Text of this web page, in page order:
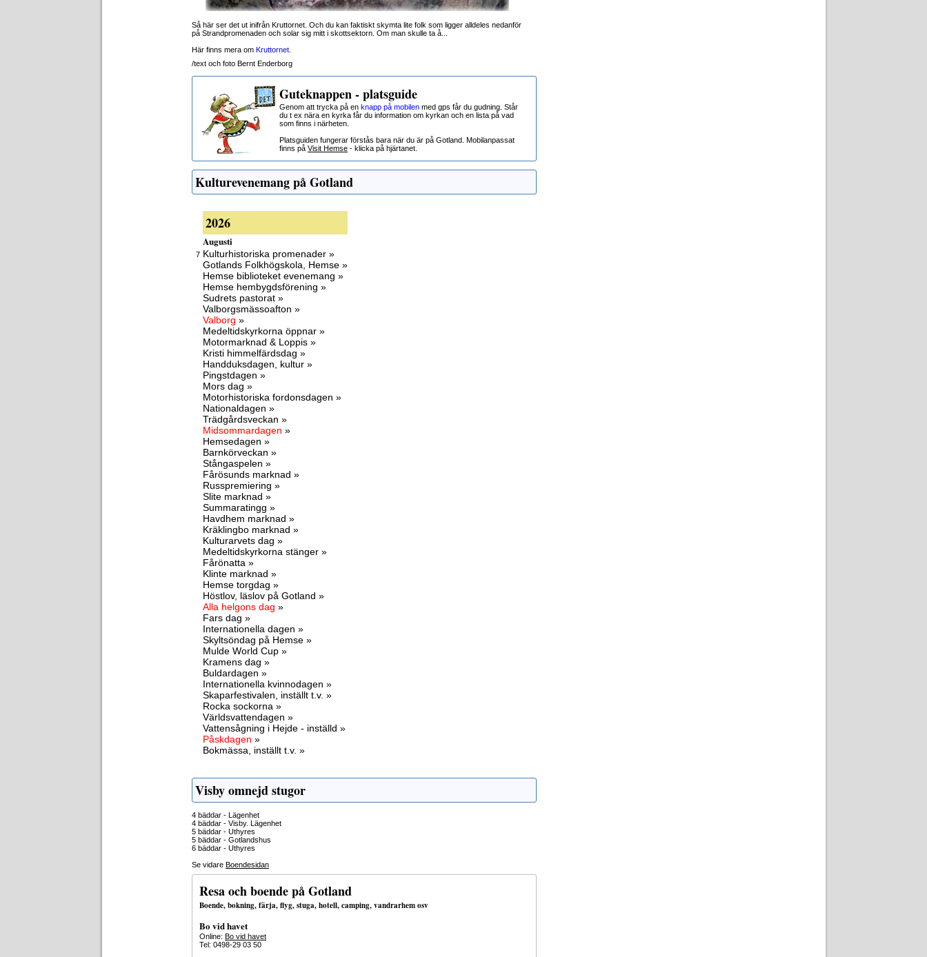
Så här ser det ut inifrån Kruttornet. Och du kan faktiskt skymta lite folk som ligger alldeles nedanför
på Strandpromenaden och solar sig mitt i skottsektorn. Om man skulle ta å...
Här finns mera om Kruttornet
/text och foto Bernt Enderborg
Guteknappen - platsguide
Genom att trycka på en knapp på mobilen med gps får du gudning. Står
du t ex nära en kyrka får du information om kyrkan och en lista på vad
som finns i närheten.
Platsguiden fungerar förstås bara när du är på Gotland. Mobilanpassat
finns på Visit Hemse - klicka på hjärtanet.
Kulturevenemang på Gotland
2026
Augusti
7 Kulturhistoriska promenader »
Gotlands Folkhögskola, Hemse »
Hemse biblioteket evenemang »
Hemse hembygdsförening »
Sudrets pastorat »
Valborgsmässoafton »
Valborg »
Medeltidskyrkorna öppnar »
Motormarknad & Loppis »
Kristi himmelfärdsdag »
Handduksdagen, kultur »
Pingstdagen »
Mors dag »
Motorhistoriska fordonsdagen »
Nationaldagen »
Trädgårdsveckan »
Midsommardagen »
Hemsedagen »
Barnkörveckan »
Stångaspelen »
Fårösunds marknad »
Russpremiering »
Slite marknad »
Summaratingg »
Havdhem marknad »
Kräklingbo marknad »
Kulturarvets dag »
Medeltidskyrkorna stänger »
Fårönatta »
Klinte marknad »
Hemse torgdag »
Höstlov, läslov på Gotland »
Alla helgons dag »
Fars dag »
Internationella dagen »
Skyltsöndag på Hemse »
Mulde World Cup »
Kramens dag »
Buldardagen »
Internationella kvinnodagen »
Skaparfestivalen, inställt t.v. »
Rocka sockorna »
Världsvattendagen »
Vattensågning i Hejde - inställd »
Påskdagen »
Bokmässa, inställt t.v. »
Visby omnejd stugor
4 bäddar - Lägenhet
4 bäddar - Visby. Lägenhet
5 bäddar - Uthyres
5 bäddar - Gotlandshus
6 bäddar - Uthyres
Se vidare Boendesidan
Resa och boende på Gotland
Boende, bokning, färja, flyg, stuga, hotell, camping, vandrarhem osv
Bo vid havet
Online: Bo vid havet
Tel: 0498-29 03 50